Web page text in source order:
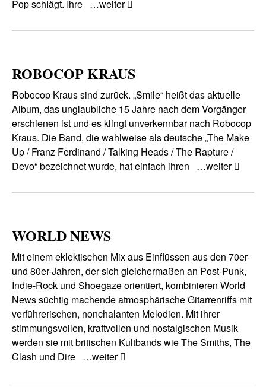
Pop schlägt. Ihre …weiter
ROBOCOP KRAUS
Robocop Kraus sind zurück. „Smile“ heißt das aktuelle
Album, das unglaubliche 15 Jahre nach dem Vorgänger
erschienen ist und es klingt unverkennbar nach Robocop
Kraus. Die Band, die wahlweise als deutsche „The Make
Up / Franz Ferdinand / Talking Heads / The Rapture /
Devo“ bezeichnet wurde, hat einfach ihren …weiter
WORLD NEWS
Mit einem eklektischen Mix aus Einflüssen aus den 70er-
und 80er-Jahren, der sich gleichermaßen an Post-Punk,
Indie-Rock und Shoegaze orientiert, kombinieren World
News süchtig machende atmosphärische Gitarrenriffs mit
verführerischen, nonchalanten Melodien. Mit ihrer
stimmungsvollen, kraftvollen und nostalgischen Musik
werden sie mit britischen Kultbands wie The Smiths, The
Clash und Dire …weiter